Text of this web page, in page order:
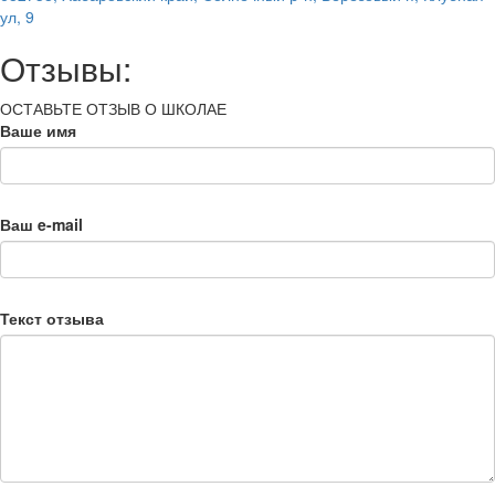
ул, 9
Отзывы:
ОСТАВЬТЕ ОТЗЫВ О ШКОЛАЕ
Ваше имя
Ваш e-mail
Текст отзыва